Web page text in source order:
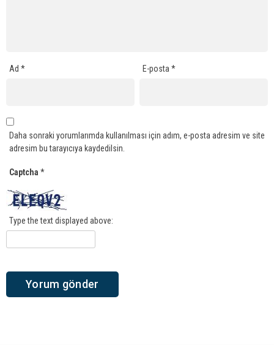
Ad * E-posta*
Daha sonraki yorumlarımda kullanılması için adım, e-posta adresim ve site
adresim bu tarayıcıya kaydedilsin.
Captcha *
Type the text displayed above: